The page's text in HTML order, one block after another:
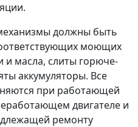
должны быть
моющих
и масла, слиты горюче-
аккумуляторы. Все
при работающей
двигателе и
ремонту